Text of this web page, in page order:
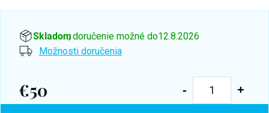
Skladom, doručenie možné do12.8.2026
Možnosti doručenia
€50
Jednotková